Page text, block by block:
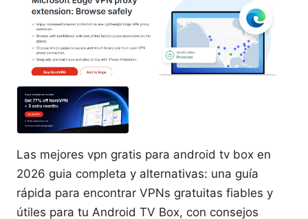
Las mejores vpn gratis para android tv box en
2026 guia completa y alternativas: una guía
rápida para encontrar VPNs gratuitas fiables y
útiles para tu Android TV Box, con consejos